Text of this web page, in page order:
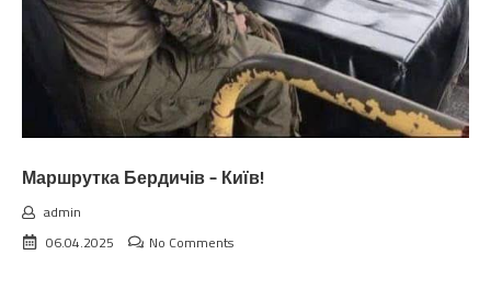
Маршрутка Бердичів – Київ!
admin
06.04.2025
No Comments